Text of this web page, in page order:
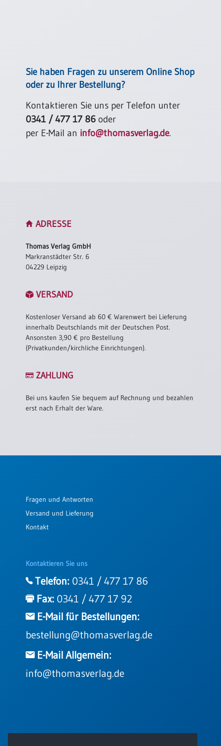
Sie haben Fragen zu unserem Online Shop
oder zu Ihrer Bestellung?
Kontaktieren Sie uns per Telefon unter
0341 / 477 17 86 oder
per E-Mail an info@thomasverlag.de.
ADRESSE
Thomas Verlag GmbH
Markranstädter Str. 6
04229 Leipzig
VERSAND
Kostenloser Versand ab 60 € Warenwert bei Lieferung
innerhalb Deutschlands mit der Deutschen Post.
Ansonsten 3,90 € pro Bestellung
(Privatkunden/kirchliche Einrichtungen).
ZAHLUNG
Bei uns kaufen Sie bequem auf Rechnung und bezahlen
erst nach Erhalt der Ware.
Fragen und Antworten
Versand und Lieferung
Kontakt
Kontaktieren Sie uns
Telefon: 0341 / 477 17 86
Fax: 0341 / 477 17 92
E-Mail für Bestellungen:
bestellung@thomasverlag.de
E-Mail Allgemein:
info@thomasverlag.de